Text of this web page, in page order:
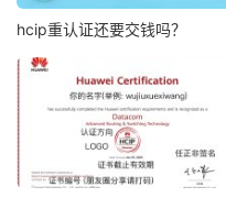
hcip重认证还要交钱吗？